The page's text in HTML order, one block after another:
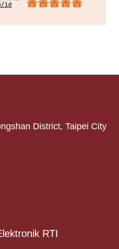
District, Taipei City
RTI